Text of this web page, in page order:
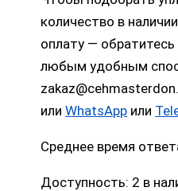
количество в
оплату —
любым удобным
илиWhatsApp или
Среднее время
Доступность: 2 в